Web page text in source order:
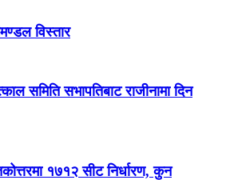
विस्तार
समिति सभापतिबाट राजीनामा दिन
१७१२ सीट निर्धारण, कुन